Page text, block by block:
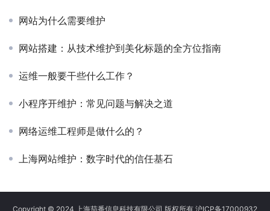
网站为什么需要维护
网站搭建：从技术维护到美化标题的全方位指南
运维一般要干些什么工作？
小程序开维护：常见问题与解决之道
网络运维工程师是做什么的？
上海网站维护：数字时代的信任基石
Copyright © 2024 上海茄番信息科技有限公司 版权所有 沪ICP备17000932